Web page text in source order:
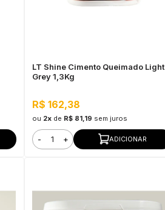
LT Shine Cimento Queimado Light
Grey 1,3Kg
R$ 162,38
ou 2xde R$ 81,19 sem juros
- + ADICIONAR